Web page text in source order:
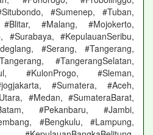
#Sumenep, #Tuban,
#Malang, #Mojokerto,
#Surabaya, #KepulauanSeribu,
#Serang, #Tangerang,
#TangerangSelatan,
#KulonProgo, #Sleman,
#Sumatera, #Aceh,
#Medan, #SumateraBarat,
#Pekanbaru, #Jambi,
#Bengkulu, #Lampung,